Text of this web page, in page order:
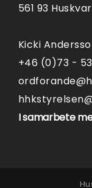
561 93
Kicki
+46 (0)73 -
I samarbete